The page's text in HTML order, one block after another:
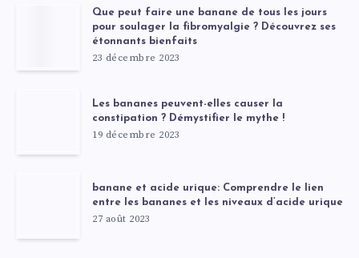
Que peut faire une banane de tous les jours
pour soulager la fibromyalgie ? Découvrez ses
étonnants bienfaits
23 décembre 2023
Les bananes peuvent-elles causer la
constipation ? Démystifier le mythe !
19 décembre 2023
banane et acide urique: Comprendre le lien
entre les bananes et les niveaux d’acide urique
27 août 2023